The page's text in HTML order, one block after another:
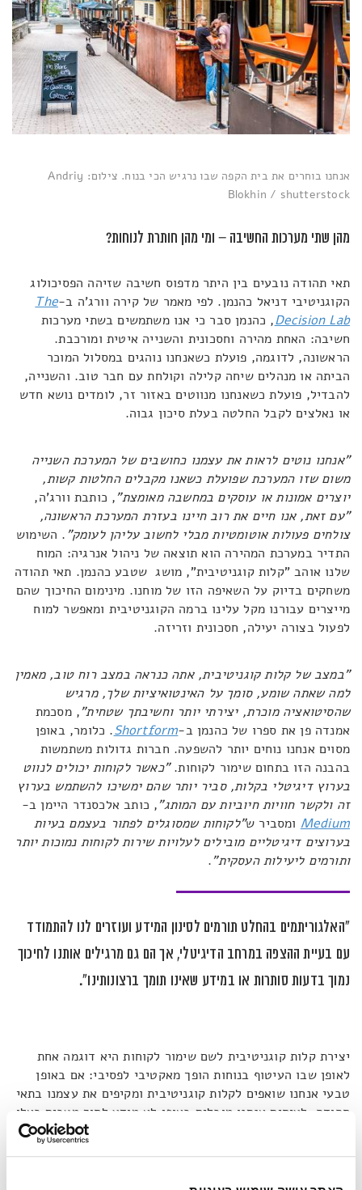
אנחנו בוחרים את בית הקפה שבו נרגיש הכי בנוח. צילום: Andriy
Blokhin / shutterstock
מהן שתי מערכות החשיבה – ומי מהן חותרת לנוחות?
תאי תהודה נובעים בין היתר מדפוס חשיבה שזיהה הפסיכולוג
הקוגניטיבי דניאל כהנמן. לפי מאמר של קירה וורג'ה ב-The
Decision Lab, כהנמן סבר כי אנו משתמשים בשתי מערכות
חשיבה: האחת מהירה וחסכונית והשנייה איטית ומורכבת.
הראשונה, לדוגמה, פועלת כשאנחנו נוהגים במסלול המוכר
הביתה או מנהלים שיחה קלילה וקולחת עם חבר טוב. והשנייה,
להבדיל, פועלת כשאנחנו מנווטים באזור זר, לומדים נושא חדש
או נאלצים לקבל החלטה בעלת סיכון גבוה.
"אנחנו נוטים לראות את עצמנו כחושבים של המערכת השנייה
משום שזו המערכת שפועלת כשאנו מקבלים החלטות קשות,
יוצרים אמונות או עוסקים במחשבה מאומצת", כותבת וורג'ה,
"עם זאת, אנו חיים את רוב חיינו בעזרת המערכת הראשונה,
צולחים פעולות אוטומטיות מבלי לחשוב עליהן לעומק". השימוש
התדיר במערכת המהירה הוא תוצאה של ניהול אנרגיה: המוח
שלנו אוהב "קלות קוגניטיבית", מושג שטבע כהנמן. תאי תהודה
משחקים בדיוק על השאיפה הזו של מוחנו. מינימום החיכוך שהם
מייצרים עבורנו מקל עלינו ברמה הקוגניטיבית ומאפשר למוח
לפעול בצורה יעילה, חסכונית וזריזה.
"במצב של קלות קוגניטיבית, אתה כנראה במצב רוח טוב, מאמין
למה שאתה שומע, סומך על האינטואיציות שלך, מרגיש
שהסיטואציה מוכרת, יצירתי יותר וחשיבתך שטחית", מסכמת
אמנדה פן את ספרו של כהנמן ב-Shortform. כלומר, באופן
מסוים אנחנו נוחים יותר להשפעה. חברות גדולות משתמשות
בהבנה הזו בתחום שימור לקוחות."כאשר לקוחות יכולים לנווט
בערוץ דיגיטלי בקלות, סביר יותר שהם ימשיכו להשתמש בערוץ
זה ולקשר חוויות חיוביות עם המותג", כותב אלכסנדר היימן ב-
Medium ומסביר ש"לקוחות שמסוגלים לפתור בעצמם בעיות
בערוצים דיגיטליים מובילים לעלויות שירות לקוחות נמוכות יותר
ותורמים ליעילות העסקית".
"האלגוריתמים בהחלט תורמים לסינון המידע ועוזרים לנו להתמודד
עם בעיית ההצפה במרחב הדיגיטלי, אך הם גם מרגילים אותנו לחיכוך
נמוך בדעות סותרות או במידע שאינו תומך ברצונותינו".
יצירת קלות קוגניטיבית לשם שימור לקוחות היא דוגמה אחת
לאופן שבו העיטוף בנוחות הופך מאקטיבי לפסיבי: אם באופן
טבעי אנחנו שואפים לקלות קוגניטיבית ומקיפים את עצמנו בתאי
תהודה, לעיתים אנחנו מובלים באופן לא מודע לתוך מצבים כאלו
לטובת אינטרסים שונים. או אז, התופעה מחליפה שם.